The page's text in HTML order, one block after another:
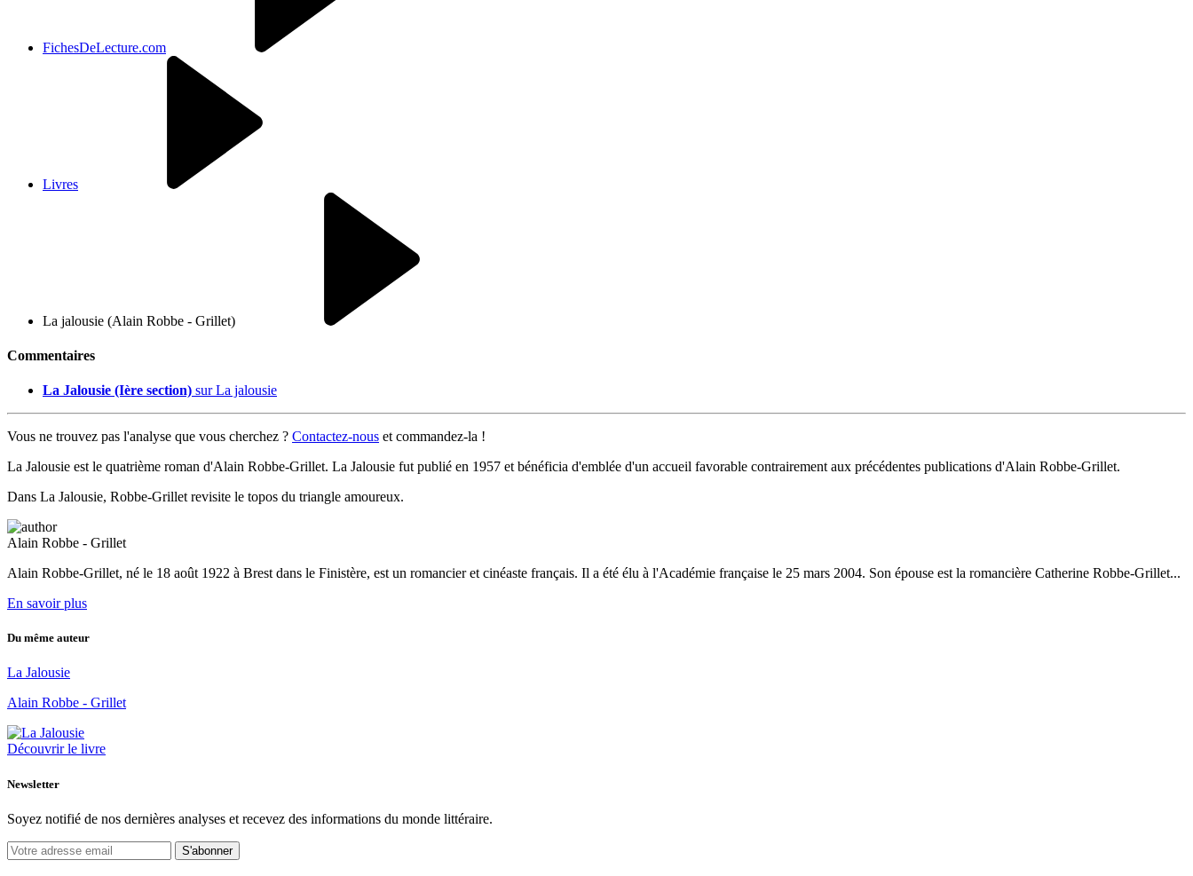
FichesDeLecture.com
Livres
La jalousie (Alain Robbe - Grillet)
Commentaires
La Jalousie (Ière section) sur La jalousie
Vous ne trouvez pas l'analyse que vous cherchez ? Contactez-nous et commandez-la !
La Jalousie est le quatrième roman d'Alain Robbe-Grillet. La Jalousie fut publié en 1957 et bénéficia d'emblée d'un accueil favorable contrairement aux précédentes publications d'Alain Robbe-Grillet.
Dans La Jalousie, Robbe-Grillet revisite le topos du triangle amoureux.
Alain Robbe - Grillet
Alain Robbe-Grillet, né le 18 août 1922 à Brest dans le Finistère, est un romancier et cinéaste français. Il a été élu à l'Académie française le 25 mars 2004. Son épouse est la romancière Catherine Robbe-Grillet...
En savoir plus
Du même auteur
La Jalousie
Alain Robbe - Grillet
Découvrir le livre
Newsletter
Soyez notifié de nos dernières analyses et recevez des informations du monde littéraire.
S'abonner